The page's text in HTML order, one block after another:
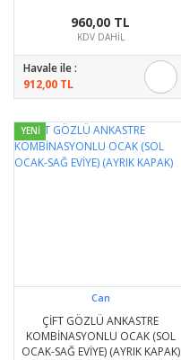
960,00 TL
KDV DAHİL
Havale ile :
912,00 TL
YENİ
Can
ÇİFT GÖZLÜ ANKASTRE
KOMBİNASYONLU OCAK (SOL
OCAK-SAĞ EVİYE) (AYRIK KAPAK)